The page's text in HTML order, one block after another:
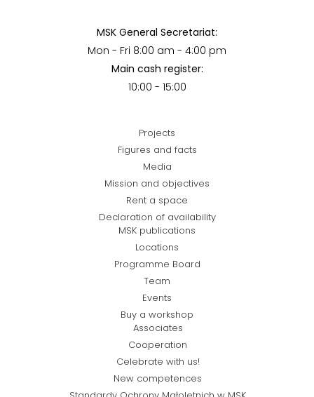
MSK General Secretariat:
Mon - Fri 8:00 am - 4:00 pm
Main cash register:
10:00 - 15:00
Projects
Figures and facts
Media
Mission and objectives
Rent a space
Declaration of availability
MSK publications
Locations
Programme Board
Team
Events
Buy a workshop
Associates
Cooperation
Celebrate with us!
New competences